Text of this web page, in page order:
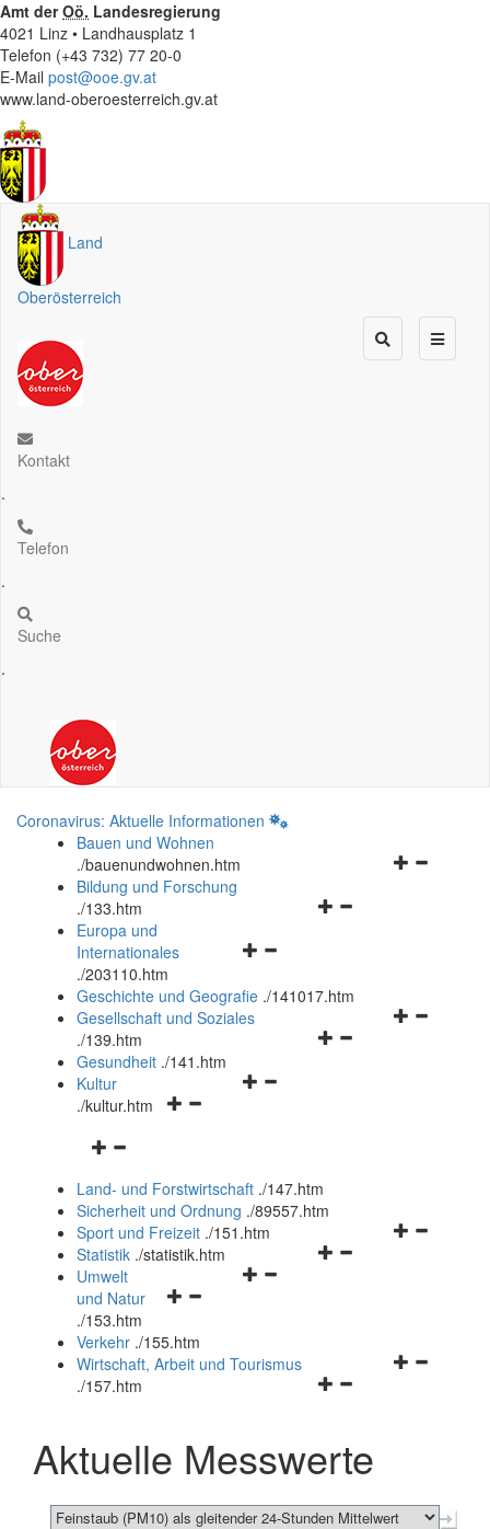
Amt derOö. Landesregierung
4021 Linz • Landhausplatz 1
Telefon (+43 732) 77 20-0
E-Mail post@ooe.gv.at
www.land-oberoesterreich.gv.at
Land
Oberösterreich
Kontakt
.
Telefon
.
Suche
.
Coronavirus: Aktuelle Informationen
Bauen und Wohnen
./bauenundwohnen.htm
Navigationsmenü
Bildung und Forschung
./133.htm
Navigationsmenü
und
schließen
Europa und
Internationales
./203110.htm
Geschichte und Geografie ./141017.htm
Navigationsmenü
Gesellschaft und Soziales
./139.htm
Navigationsmenü
Gesundheit ./141.htm
Navigationsmenü
Kultur
./kultur.htm
Navigationsmenü
und
schließen
Land- und Forstwirtschaft ./147.htm
Sicherheit und Ordnung ./89557.htm
Navigationsmenü
Sport und Freizeit ./151.htm
Navigationsmenü
Statistik ./statistik.htm
Navigationsmenü
und
schließen
Umwelt
und Natur
./153.htm
Verkehr ./155.htm
Navigationsmenü
schließen
Wirtschaft, Arbeit und Tourismus
./157.htm
Aktuelle Messwerte